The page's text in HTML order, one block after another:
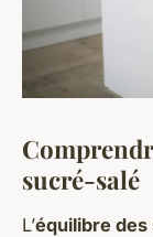
sucré-salé
L’équilibre des